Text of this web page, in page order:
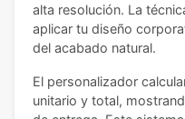
alta resolución. La
aplicar tu diseño
del acabado natural.
El personalizador
unitario y total,